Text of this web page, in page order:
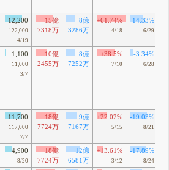
12,200
122,000
4/19
15億
7318万
8億
3286万
+61.74%
4/18
-14.33%
6/29
1,100
11,000
3/7
10億
2455万
8億
7252万
+38.5%
7/10
-3.34%
6/28
11,700
117,000
7/7
18億
7724万
9億
7167万
+22.02%
5/15
-19.03%
8/21
4,900
8/20
18億
7724万
12億
6581万
+13.61%
3/12
-17.89%
8/24